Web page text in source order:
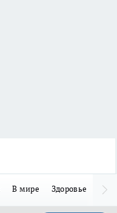
В мире Здоровье